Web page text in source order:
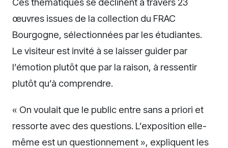
œuvres issues de la collection du FRAC
Bourgogne, sélectionnées par les étudiantes.
Le visiteur est invité à se laisser guider par
l’émotion plutôt que par la raison, à ressentir
plutôt qu’à comprendre.
« On voulait que le public entre sans a priori et
ressorte avec des questions. L’exposition elle-
même est un questionnement », expliquent les